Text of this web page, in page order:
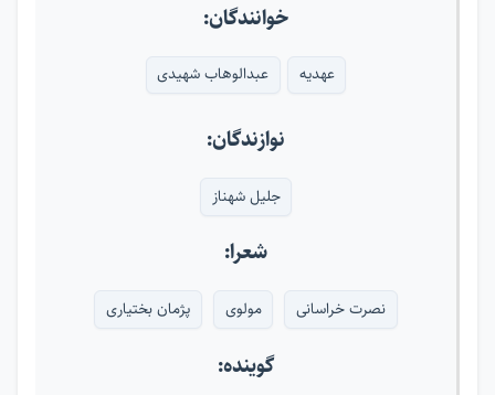
خوانندگان:
عهدیه عبدالوهاب شهیدی
نوازندگان:
جلیل شهناز
شعرا:
نصرت خراسانی مولوی پژمان بختیاری
گوینده: